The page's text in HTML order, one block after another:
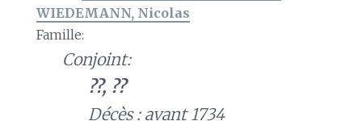
WIEDEMANN, Nicolas
Famille:
Conjoint:
??, ??
Décès : avant 1734